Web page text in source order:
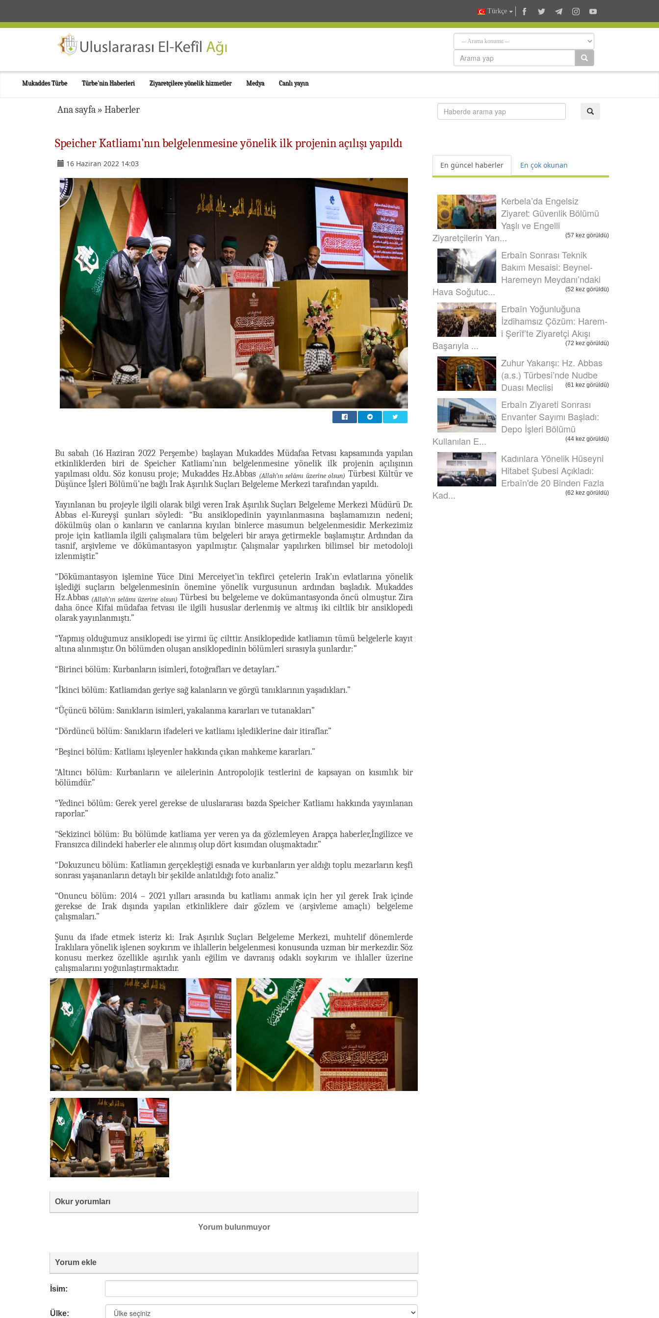
Türkçe
Mukaddes Türbe Türbe'nin Haberleri Ziyaretçilere yönelik hizmetler Medya Canlı yayın
Ana sayfa » Haberler
Speicher Katliamı’nın belgelenmesine yönelik ilk projenin açılışı yapıldı
16 Haziran 2022 14:03
Bu sabah (16 Haziran 2022 Perşembe) başlayan Mukaddes Müdafaa Fetvası kapsamında yapılan
etkinliklerden biri de Speicher Katliamı’nın belgelenmesine yönelik ilk projenin açılışının
yapılması oldu. Söz konusu proje; Mukaddes Hz.Abbas (Allah’ın selâmı üzerine olsun) Türbesi Kültür ve
Düşünce İşleri Bölümü’ne bağlı Irak Aşırılık Suçları Belgeleme Merkezi tarafından yapıldı.
Yayınlanan bu projeyle ilgili olarak bilgi veren Irak Aşırılık Suçları Belgeleme Merkezi Müdürü Dr.
Abbas el-Kureyşî şunları söyledi: “Bu ansiklopedinin yayınlanmasına başlamamızın nedeni;
dökülmüş olan o kanların ve canlarına kıyılan binlerce masumun belgelenmesidir. Merkezimiz
proje için katliamla ilgili çalışmalara tüm belgeleri bir araya getirmekle başlamıştır. Ardından da
tasnif, arşivleme ve dökümantasyon yapılmıştır. Çalışmalar yapılırken bilimsel bir metodoloji
izlenmiştir.”
“Dökümantasyon işlemine Yüce Dini Merceiyet’in tekfirci çetelerin Irak’ın evlatlarına yönelik
işlediği suçların belgelenmesinin önemine yönelik vurgusunun ardından başladık. Mukaddes
Hz.Abbas (Allah’ın selâmı üzerine olsun) Türbesi bu belgeleme ve dokümantasyonda öncü olmuştur. Zira
daha önce Kifai müdafaa fetvası ile ilgili hususlar derlenmiş ve altmış iki ciltlik bir ansiklopedi
olarak yayınlanmıştı.”
“Yapmış olduğumuz ansiklopedi ise yirmi üç cilttir. Ansiklopedide katliamın tümü belgelerle kayıt
altına alınmıştır. On bölümden oluşan ansiklopedinin bölümleri sırasıyla şunlardır:”
“Birinci bölüm: Kurbanların isimleri, fotoğrafları ve detayları.”
“İkinci bölüm: Katliamdan geriye sağ kalanların ve görgü tanıklarının yaşadıkları.”
“Üçüncü bölüm: Sanıkların isimleri, yakalanma kararları ve tutanakları”
“Dördüncü bölüm: Sanıkların ifadeleri ve katliamı işlediklerine dair itiraflar.”
“Beşinci bölüm: Katliamı işleyenler hakkında çıkan mahkeme kararları.”
“Altıncı bölüm: Kurbanların ve ailelerinin Antropolojik testlerini de kapsayan on kısımlık bir
bölümdür.”
“Yedinci bölüm: Gerek yerel gerekse de uluslararası bazda Speicher Katliamı hakkında yayınlanan
raporlar.”
“Sekizinci bölüm: Bu bölümde katliama yer veren ya da gözlemleyen Arapça haberler,İngilizce ve
Fransızca dilindeki haberler ele alınmış olup dört kısımdan oluşmaktadır.”
“Dokuzuncu bölüm: Katliamın gerçekleştiği esnada ve kurbanların yer aldığı toplu mezarların keşfi
sonrası yaşananların detaylı bir şekilde anlatıldığı foto analiz.”
“Onuncu bölüm: 2014 – 2021 yılları arasında bu katliamı anmak için her yıl gerek Irak içinde
gerekse de Irak dışında yapılan etkinliklere dair gözlem ve (arşivleme amaçlı) belgeleme
çalışmaları.”
Şunu da ifade etmek isteriz ki: Irak Aşırılık Suçları Belgeleme Merkezi, muhtelif dönemlerde
Iraklılara yönelik işlenen soykırım ve ihlallerin belgelenmesi konusunda uzman bir merkezdir. Söz
konusu merkez özellikle aşırılık yanlı eğilim ve davranış odaklı soykırım ve ihlaller üzerine
çalışmalarını yoğunlaştırmaktadır.
Okur yorumları
Yorum bulunmuyor
Yorum ekle
İsim:
Ülke:
En güncel haberler En çok okunan
Kerbela’da Engelsiz
Ziyaret: Güvenlik Bölümü
Yaşlı ve Engelli
Ziyaretçilerin Yan...
(57 kez görüldü)
Erbaîn Sonrası Teknik
Bakım Mesaisi: Beynel-
Haremeyn Meydanı’ndaki
Hava Soğutuc...
(52 kez görüldü)
Erbaîn Yoğunluğuna
İzdihamsız Çözüm: Harem-
i Şerîf’te Ziyaretçi Akışı
Başarıyla ...
(72 kez görüldü)
Zuhur Yakarışı: Hz. Abbas
(a.s.) Türbesi’nde Nudbe
Duası Meclisi
(61 kez görüldü)
Erbaîn Ziyareti Sonrası
Envanter Sayımı Başladı:
Depo İşleri Bölümü
Kullanılan E...
(44 kez görüldü)
Kadınlara Yönelik Hüseyni
Hitabet Şubesi Açıkladı:
Erbaîn'de 20 Binden Fazla
Kad...
(62 kez görüldü)